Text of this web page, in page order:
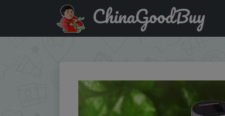
Акція на Lawn Floor Lamp Garden Decorative
ChinaGoodBuy